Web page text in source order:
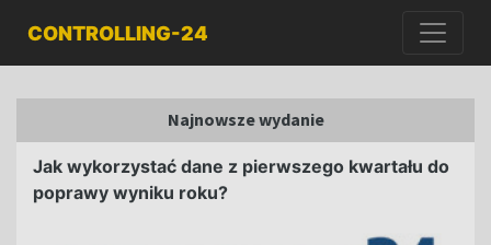
CONTROLLING-24
Najnowsze wydanie
Jak wykorzystać dane z pierwszego kwartału do
poprawy wyniku roku?